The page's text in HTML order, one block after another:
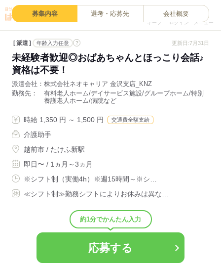
キープ ログイン メニュー
募集内容 選考・応募先 会社概要
派遣 年齢入力任意 ? 更新日:7月31日
未経験者歓迎◎おばあちゃんとほっこり会話♪
資格は不要！
派遣会社
株式会社ネオキャリア 金沢支店_KNZ
勤務先
有料老人ホーム/デイサービス施設/グループホーム/特別
養護老人ホーム/病院など
時給 1,350 円 ～ 1,500 円 交通費全額支給
介護助手
越前市 / たけふ新駅
即日〜 / 1ヵ月～3ヵ月
※シフト制（実働4h）※週15時間～※シ…
≪シフト制≫勤務シフトによりお休みは異な…
約1分でかんたん入力
応募する